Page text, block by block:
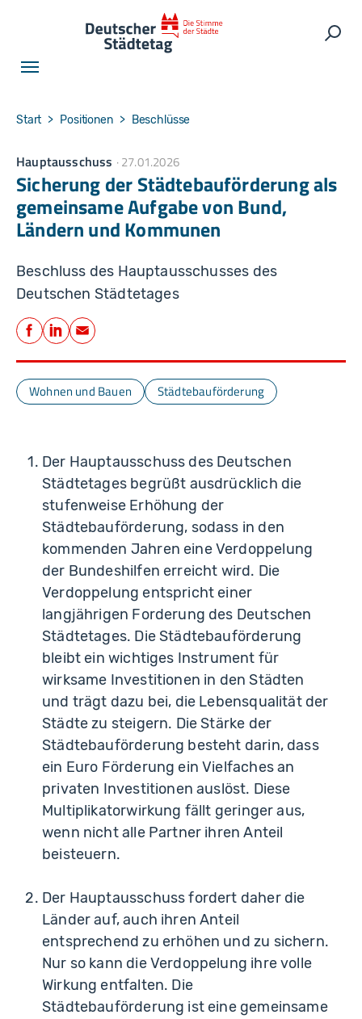
You are here:
Start Positionen Beschlüsse
Hauptausschuss 27.01.2026
Sicherung der Städtebauförderung als
gemeinsame Aufgabe von Bund,
Ländern und Kommunen
Beschluss des Hauptausschusses des
Deutschen Städtetages
Teilen
Facebook
LinkedIn
E-Mail
Wohnen und Bauen Städtebauförderung
Der Hauptausschuss des Deutschen
Städtetages begrüßt ausdrücklich die
stufenweise Erhöhung der
Städtebauförderung, sodass in den
kommenden Jahren eine Verdoppelung
der Bundeshilfen erreicht wird. Die
Verdoppelung entspricht einer
langjährigen Forderung des Deutschen
Städtetages. Die Städtebauförderung
bleibt ein wichtiges Instrument für
wirksame Investitionen in den Städten
und trägt dazu bei, die Lebensqualität der
Städte zu steigern. Die Stärke der
Städtebauförderung besteht darin, dass
ein Euro Förderung ein Vielfaches an
privaten Investitionen auslöst. Diese
Multiplikatorwirkung fällt geringer aus,
wenn nicht alle Partner ihren Anteil
beisteuern.
Der Hauptausschuss fordert daher die
Länder auf, auch ihren Anteil
entsprechend zu erhöhen und zu sichern.
Nur so kann die Verdoppelung ihre volle
Wirkung entfalten. Die
Städtebauförderung ist eine gemeinsame